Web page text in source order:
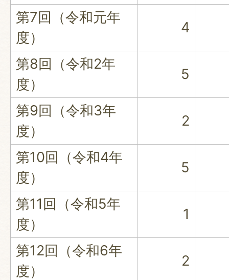
第7回（令和元年
度）
4
第8回（令和2年
度）
5
第9回（令和3年
度）
2
第10回（令和4年
度）
5
第11回（令和5年
度）
1
第12回（令和6年
度）
2